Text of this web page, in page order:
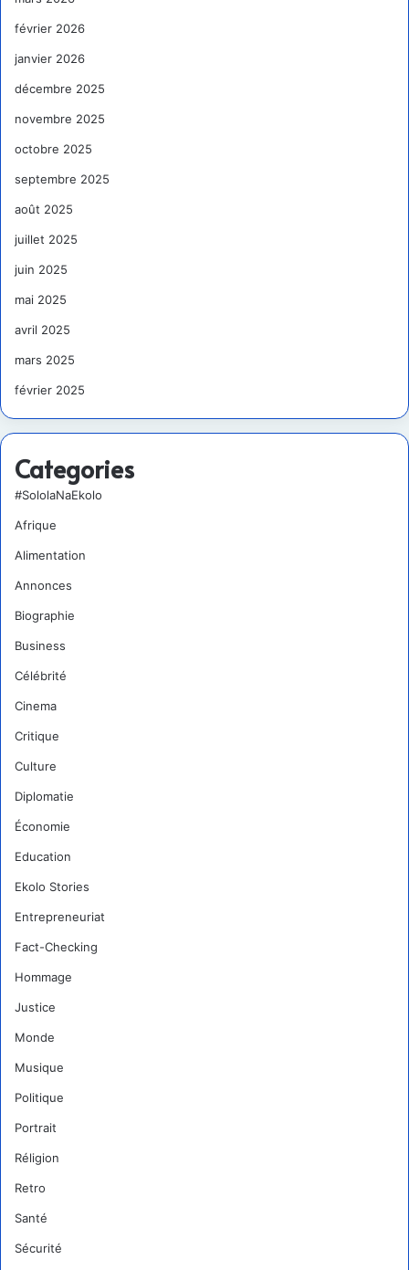
février 2026
janvier 2026
décembre 2025
novembre 2025
octobre 2025
septembre 2025
août 2025
juillet 2025
juin 2025
mai 2025
avril 2025
mars 2025
février 2025
Categories
#SololaNaEkolo
Afrique
Alimentation
Annonces
Biographie
Business
Célébrité
Cinema
Critique
Culture
Diplomatie
Économie
Education
Ekolo Stories
Entrepreneuriat
Fact-Checking
Hommage
Justice
Monde
Musique
Politique
Portrait
Réligion
Retro
Santé
Sécurité